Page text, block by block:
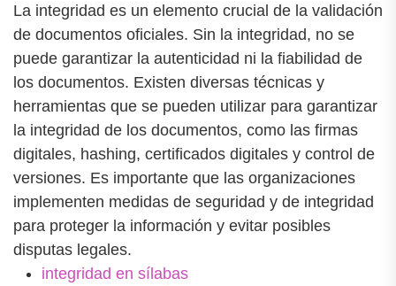
La integridad es un elemento crucial de la validación
de documentos oficiales. Sin la integridad, no se
puede garantizar la autenticidad ni la fiabilidad de
los documentos. Existen diversas técnicas y
herramientas que se pueden utilizar para garantizar
la integridad de los documentos, como las firmas
digitales, hashing, certificados digitales y control de
versiones. Es importante que las organizaciones
implementen medidas de seguridad y de integridad
para proteger la información y evitar posibles
disputas legales.
integridad en sílabas